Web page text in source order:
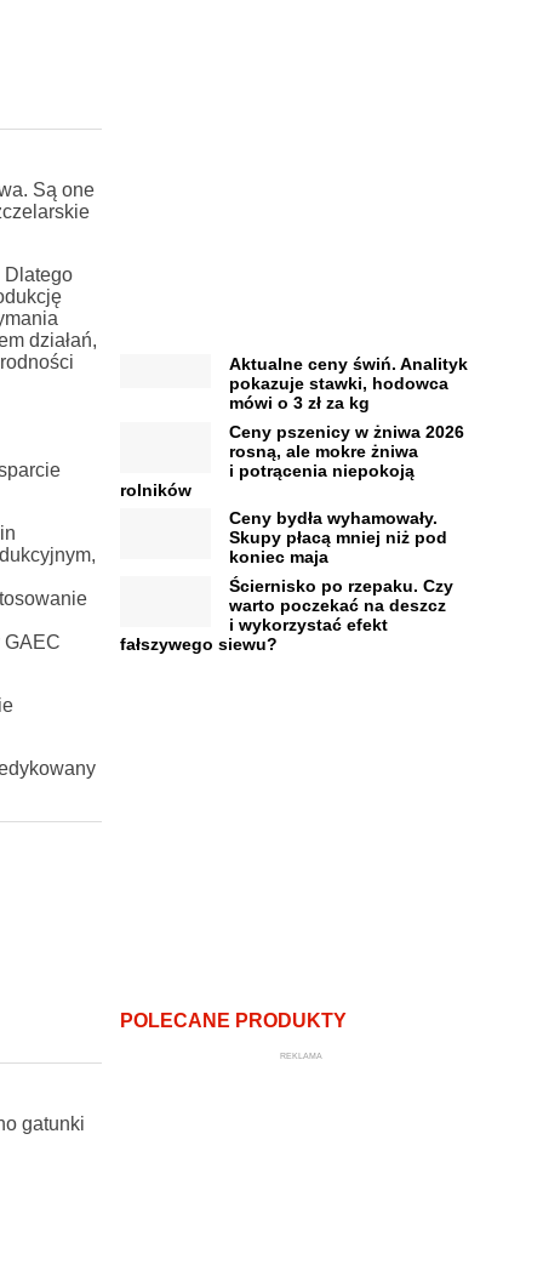
Są one
Dlatego
działań,
GAEC
gatunki
Aktualne ceny świń. Analityk
pokazuje stawki, hodowca
mówi o 3 zł za kg
Ceny pszenicy w żniwa 2026
rosną, ale mokre żniwa
i potrącenia niepokoją
rolników
Ceny bydła wyhamowały.
Skupy płacą mniej niż pod
koniec maja
Ściernisko po rzepaku. Czy
warto poczekać na deszcz
i wykorzystać efekt
fałszywego siewu?
POLECANE PRODUKTY
REKLAMA